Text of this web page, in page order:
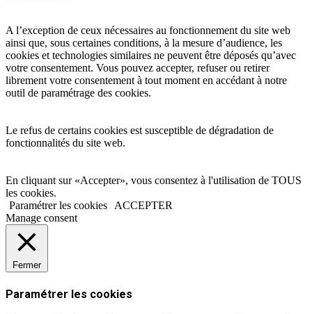
A l’exception de ceux nécessaires au fonctionnement du site web
ainsi que, sous certaines conditions, à la mesure d’audience, les
cookies et technologies similaires ne peuvent être déposés qu’avec
votre consentement. Vous pouvez accepter, refuser ou retirer
librement votre consentement à tout moment en accédant à notre
outil de paramétrage des cookies.
Le refus de certains cookies est susceptible de dégradation de
fonctionnalités du site web.
En cliquant sur «Accepter», vous consentez à l'utilisation de TOUS
les cookies.
Paramétrer les cookies
ACCEPTER
Manage consent
Fermer
Paramétrer les cookies